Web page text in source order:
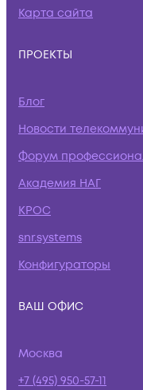
Карта сайта
ПРОЕКТЫ
Блог
Новости
Форум
Академия НАГ
КРОС
snr.systems
Конфигураторы
ВАШ ОФИС
Москва
+7 (495) 950-57-11